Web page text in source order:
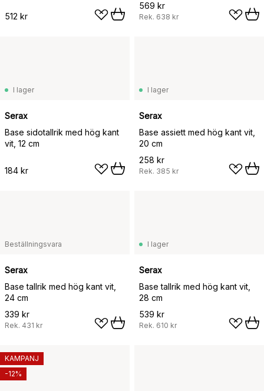
512 kr
569 kr
Rek. 638 kr
I lager
Serax
Base sidotallrik med hög kant
vit, 12 cm
184 kr
I lager
Serax
Base assiett med hög kant vit,
20 cm
258 kr
Rek. 385 kr
Beställningsvara
Serax
Base tallrik med hög kant vit,
24 cm
339 kr
Rek. 431 kr
I lager
Serax
Base tallrik med hög kant vit,
28 cm
539 kr
Rek. 610 kr
KAMPANJ
-12%